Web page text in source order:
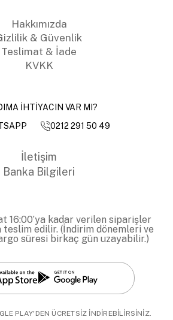
Hakkımızda
& Güvenlik
Teslimat & İade
KVKK
İHTİYACIN VAR MI?
0212 291 50 49
İletişim
Banka Bilgileri
16:00’ya kadar verilen siparişler
teslim edilir. (İndirim dönemleri ve
süresi birkaç gün uzayabilir.)
PLAY'DEN ÜCRETSİZ İNDİREBİLİRSİNİZ.